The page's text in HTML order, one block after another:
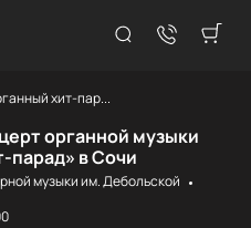
хит-пар...
органной музыки
парад» в Сочи
музыки им. Дебольской